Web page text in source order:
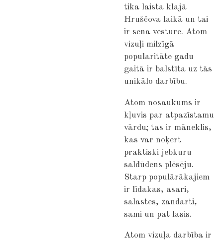
tika laista klajā
Hruščova laikā un tai
ir sena vēsture. Atom
vizuļi milzīgā
popularitāte gadu
gaitā ir balstīta uz tās
unikālo darbību.
Atom nosaukums ir
kļuvis par atpazīstamu
vārdu; tas ir māneklis,
kas var noķert
praktiski jebkuru
saldūdens plēsēju.
Starp populārākajiem
ir līdakas, asari,
salastes, zandarti,
sami un pat lasis.
Atom vizuļa darbība ir